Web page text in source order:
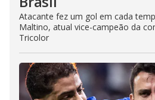
Atacante fez um gol em cada
Maltino, atual vice-campeão da
Tricolor